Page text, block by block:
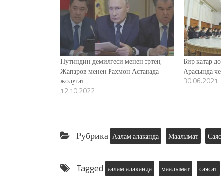
Путиндин демилгеси менен эртең
Жапаров менен Рахмон Астанада
жолугат
12.10.2022
Бир катар
Арасында
30.06.2021
Рубрика Аалам алаканда Маалымат
Tagged аалам алаканда маалымат саясат